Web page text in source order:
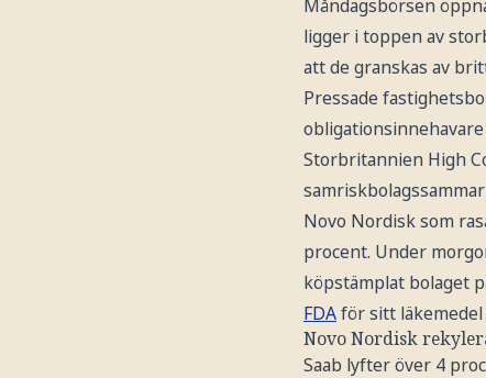
Måndagsbörsen
ligger i toppen av
att de granskas av
Pressade
obligationsinnehavare
Storbritannien High
Novo Nordisk som
procent. Under
köpstämplat bolaget
FDAför sitt
Novo Nordisk
Saab lyfter över 4